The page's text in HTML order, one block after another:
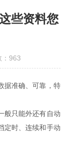
些资料您
963
据准确、可靠，特
只能外还有自动
定时、连续和手动